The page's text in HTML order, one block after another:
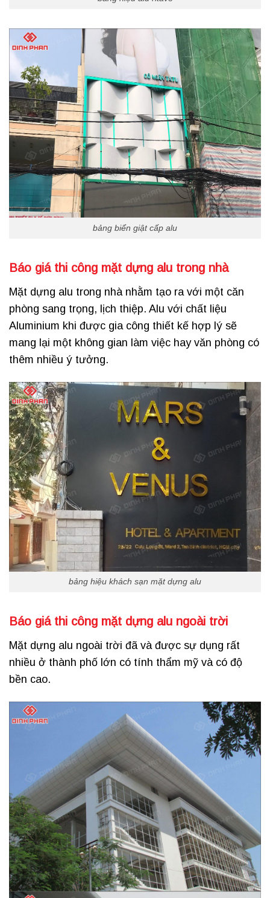
bảng biển giật cấp alu
Báo giá thi công mặt dựng alu trong nhà
Mặt dựng alu trong nhà nhằm tạo ra với một căn
phòng sang trọng, lịch thiệp. Alu với chất liệu
Aluminium khi được gia công thiết kế hợp lý sẽ
mang lại một không gian làm việc hay văn phòng có
thêm nhiều ý tưởng.
bảng hiệu khách sạn mặt dựng alu
Báo giá thi công mặt dựng alu ngoài trời
Mặt dựng alu ngoài trời đã và được sự dụng rất
nhiều ở thành phố lớn có tính thẩm mỹ và có độ
bền cao.